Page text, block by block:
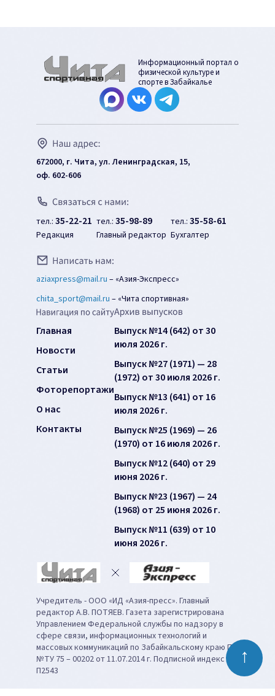
Информационный портал о
физической культуре и
спорте в Забайкалье
672000, г. Чита, ул. Ленинградская, 15,
оф. 602-606
тел.: 35-22-21
Редакция
тел.: 35-98-89
Главный редактор
тел.: 35-58-61
Бухгалтер
aziaxpress@mail.ru – «Азия-Экспресс»
chita_sport@mail.ru – «Чита спортивная»
Главная
Новости
Статьи
Фоторепортажи
О нас
Контакты
Выпуск №14 (642) от 30
июля 2026 г.
Выпуск №27 (1971) — 28
(1972) от 30 июля 2026 г.
Выпуск №13 (641) от 16
июля 2026 г.
Выпуск №25 (1969) — 26
(1970) от 16 июля 2026 г.
Выпуск №12 (640) от 29
июня 2026 г.
Выпуск №23 (1967) — 24
(1968) от 25 июня 2026 г.
Выпуск №11 (639) от 10
июня 2026 г.
Учредитель - ООО «ИД «Азия-пресс». Главный
редактор А.В. ПОТЯЕВ. Газета зарегистрирована
Управлением Федеральной службы по надзору в
сфере связи, информационных технологий и
массовых коммуникаций по Забайкальскому краю ПИ
№ТУ 75 – 00202 от 11.07.2014 г. Подписной индекс
П2543
↑